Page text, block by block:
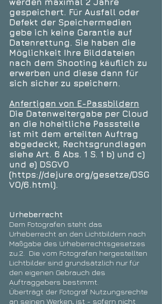
werden maximal 2 Jahre
gespeichert. Für Ausfall oder
Defekt der Speichermedien
gebe ich keine Garantie auf
Datenrettung. Sie haben die
Möglichkeit Ihre Bilddateien
nach dem Shooting käuflich zu
erwerben und diese dann für
sich sicher zu speichern.
Anfertigen von E-Passbildern
Die Datenweitergabe per Cloud
an die hoheitliche Passstelle
ist mit dem erteilten Auftrag
abgedeckt, Rechtsgrundlagen
siehe Art. 6 Abs. 1 S. 1 b) und c)
und e) DSGVO
(https://dejure.org/gesetze/DSG
VO/6.html).
Urheberrecht
Dem Fotografen steht das
Urheberrecht an den Lichtbildern nach
Maßgabe des Urheberrechtsgesetzes
zu.2. Die vom Fotografen hergestellten
Lichtbilder sind grundsätzlich nur für
den eigenen Gebrauch des
Auftraggebers bestimmt.
Überträgt der Fotograf Nutzungsrechte
an seinen Werken, ist - sofern nicht